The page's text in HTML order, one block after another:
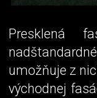
Presklená
umožňuje z
východnej